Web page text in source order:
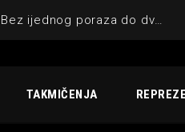
KIK UNA-SANA BIHAĆ : Bez ijednog poraza do dvostruke krune
TAKMIČENJA